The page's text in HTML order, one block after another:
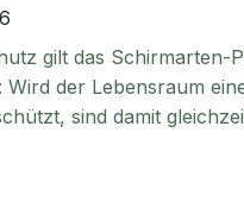
gilt das Schirmarten-
der Lebensraum
sind damit